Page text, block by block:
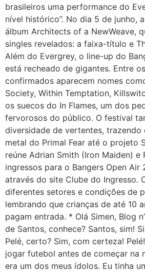
brasileiros uma performance do
nível histórico”. No dia 5 de junho,
álbum Architects of a NewWeave,
singles revelados: a faixa-título e
Além do Evergrey, o line-up do
está recheado de gigantes. Entre
confirmados aparecem nomes
Society, Within Temptation,
os suecos do In Flames, um dos
fervorosos do público. O festival
diversidade de vertentes, trazendo
metal do Primal Fear até o projeto
reúne Adrian Smith (Iron Maiden) e
ingressos para o Bangers Open Air
através do site Clube do Ingresso.
diferentes setores e condições de
lembrando que crianças de até 10
pagam entrada. * Olá Simen, Blog
de Santos, conhece? Santos, sim!
Pelé, certo? Sim, com certeza!
jogar futebol antes de começar na
era um dos meus ídolos. Eu tinha